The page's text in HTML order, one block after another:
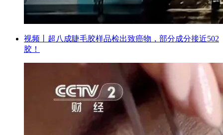
视频丨超八成睫毛胶样品检出致癌物，部分成分接近502
胶！